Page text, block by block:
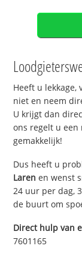
Heeft u lekkage,
niet en neem
U krijgt dan
ons regelt u
gemakkelijk!
Dus heeft u
Laren en wenst
24 uur per dag,
de buurt om
Direct hulp van
7601165